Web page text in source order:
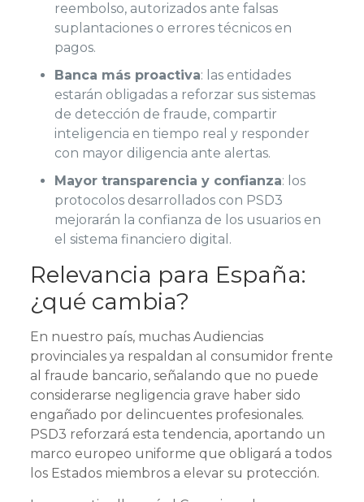
reembolso, autorizados ante falsas
suplantaciones o errores técnicos en
pagos.
Banca más proactiva: las entidades
estarán obligadas a reforzar sus sistemas
de detección de fraude, compartir
inteligencia en tiempo real y responder
con mayor diligencia ante alertas.
Mayor transparencia y confianza: los
protocolos desarrollados con PSD3
mejorarán la confianza de los usuarios en
el sistema financiero digital.
Relevancia para España:
¿qué cambia?
En nuestro país, muchas Audiencias
provinciales ya respaldan al consumidor frente
al fraude bancario, señalando que no puede
considerarse negligencia grave haber sido
engañado por delincuentes profesionales.
PSD3 reforzará esta tendencia, aportando un
marco europeo uniforme que obligará a todos
los Estados miembros a elevar su protección.